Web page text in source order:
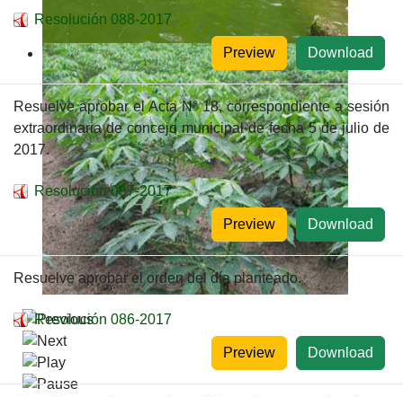
Resolución 088-2017
Download
Preview
Resuelve aprobar el Acta N° 18, correspondiente a sesión
extraordinaria de concejo municipal de fecha 5 de julio de
2017.
Resolución 087-2017
Download
Preview
Resuelve aprobar el orden del día planteado.
Resolución 086-2017
Download
Preview